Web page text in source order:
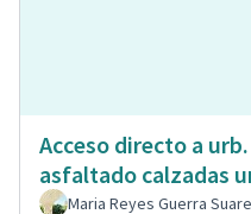
Acceso directo a
asfaltado calzadas
Maria Reyes Guerra